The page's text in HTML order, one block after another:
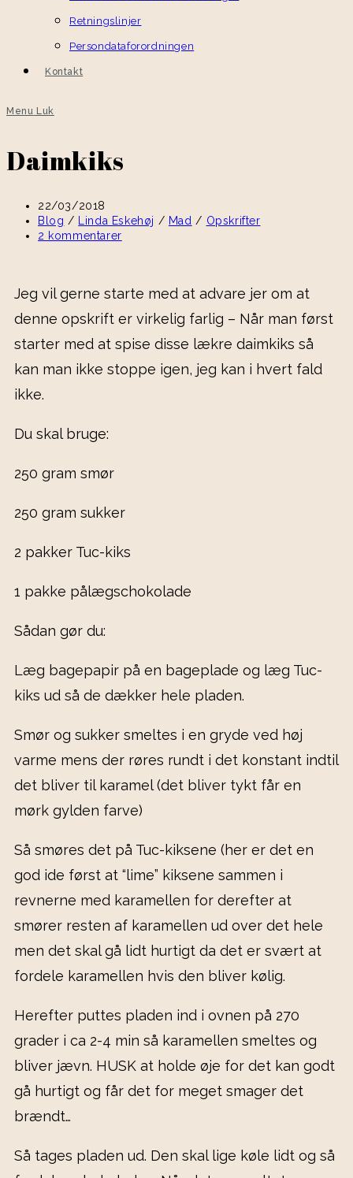
Retningslinjer
Persondataforordningen
Kontakt
Menu Luk
Daimkiks
22/03/2018
Blog / Linda Eskehøj / Mad / Opskrifter
2 kommentarer
Jeg vil gerne starte med at advare jer om at
denne opskrift er virkelig farlig – Når man først
starter med at spise disse lækre daimkiks så
kan man ikke stoppe igen, jeg kan i hvert fald
ikke.
Du skal bruge:
250 gram smør
250 gram sukker
2 pakker Tuc-kiks
1 pakke pålægschokolade
Sådan gør du:
Læg bagepapir på en bageplade og læg Tuc-
kiks ud så de dækker hele pladen.
Smør og sukker smeltes i en gryde ved høj
varme mens der røres rundt i det konstant indtil
det bliver til karamel (det bliver tykt får en
mørk gylden farve)
Så smøres det på Tuc-kiksene (her er det en
god ide først at “lime” kiksene sammen i
revnerne med karamellen for derefter at
smører resten af karamellen ud over det hele
men det skal gå lidt hurtigt da det er svært at
fordele karamellen hvis den bliver kølig.
Herefter puttes pladen ind i ovnen på 270
grader i ca 2-4 min så karamellen smeltes og
bliver jævn. HUSK at holde øje for det kan godt
gå hurtigt og får det for meget smager det
brændt…
Så tages pladen ud. Den skal lige køle lidt og så